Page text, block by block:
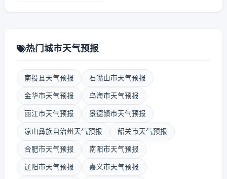
热门城市天气预报
南投县天气预报 石嘴山市天气预报
金华市天气预报 乌海市天气预报
丽江市天气预报 景德镇市天气预报
凉山彝族自治州天气预报 韶关市天气预报
合肥市天气预报 南阳市天气预报
辽阳市天气预报 嘉义市天气预报